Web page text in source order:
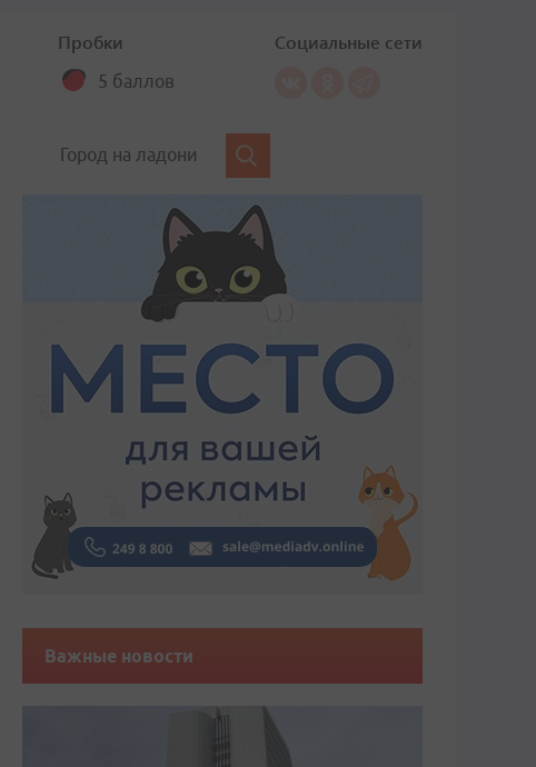
Пробки
5 баллов
Социальные сети
Город на ладони
Важные новости